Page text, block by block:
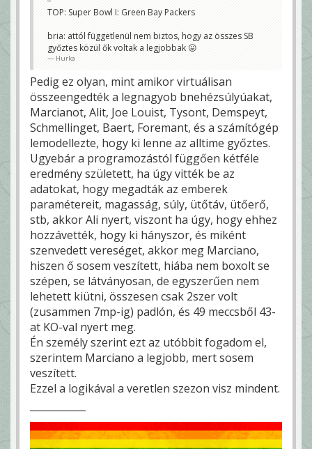
TOP: Super Bowl I: Green Bay Packers
bria: attól függetlenül nem biztos, hogy az összes SB
győztes közül ők voltak a legjobbak 😛
Hurka
Pedig ez olyan, mint amikor virtuálisan
összeengedték a legnagyob bnehézsúlyúakat,
Marcianot, Alit, Joe Louist, Tysont, Demspeyt,
Schmellinget, Baert, Foremant, és a számítógép
lemodellezte, hogy ki lenne az alltime győztes.
Ugyebár a programozástól függően kétféle
eredmény született, ha úgy vitték be az
adatokat, hogy megadták az emberek
paramétereit, magasság, súly, ütőtáv, ütőerő,
stb, akkor Ali nyert, viszont ha úgy, hogy ehhez
hozzávették, hogy ki hányszor, és miként
szenvedett vereséget, akkor meg Marciano,
hiszen ő sosem veszített, hiába nem boxolt se
szépen, se látványosan, de egyszerűen nem
lehetett kiütni, összesen csak 2szer volt
(zusammen 7mp-ig) padlón, és 49 meccsből 43-
at KO-val nyert meg.
Én személy szerint ezt az utóbbit fogadom el,
szerintem Marciano a legjobb, mert sosem
veszített.
Ezzel a logikával a veretlen szezon visz mindent.